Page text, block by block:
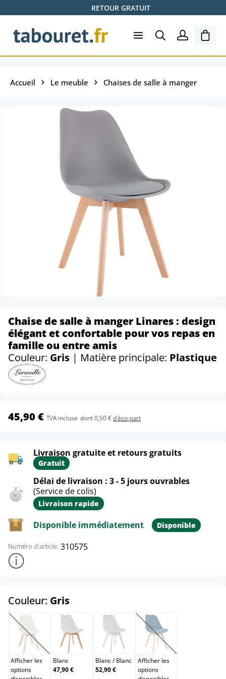
Passer au contenu principalRETOUR GRATUIT
Le
Accueil Le meuble Chaises de salle à manger
Chaise de salle à manger Linares : design
élégant et confortable pour vos repas en
famille ou entre amis
Couleur: Gris | Matière principale: Plastique
45,90 € TVA incluse dont 0,50 €d'éco-part
Livraison gratuite et retours gratuits
Gratuit
Délai de livraison : 3 - 5 jours ouvrables
(Service de colis)
Livraison rapide
Disponible immédiatement Disponible
Numéro d'article: 310575
Afficher plus d'informations sur le produit
Couleur: Grisselect
Beige
(Cette option n'est pas disponible pour le moment.)
Afficher les
options
Blanc
Blanc
47,90 €
Blanc / Blanc
Blanc/Blanc
52,90 €
Bleu
(Cette option n'est
Afficher les
options